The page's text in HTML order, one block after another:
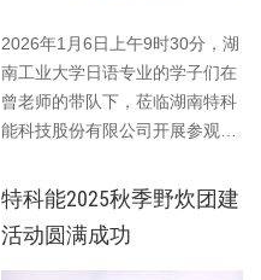
2026年1月6日上午9时30分，湖
南工业大学日语专业的学子们在
曾老师的带队下，莅临湖南特科
能科技股份有限公司开展参观学
特科能2025秋季野炊团建
活动圆满成功